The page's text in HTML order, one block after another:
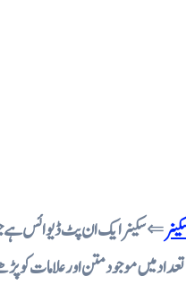
سکینر⇐سکینر ایک ان پٹ ڈیوائس ہے
تعداد میں موجود متن اور علامات کو